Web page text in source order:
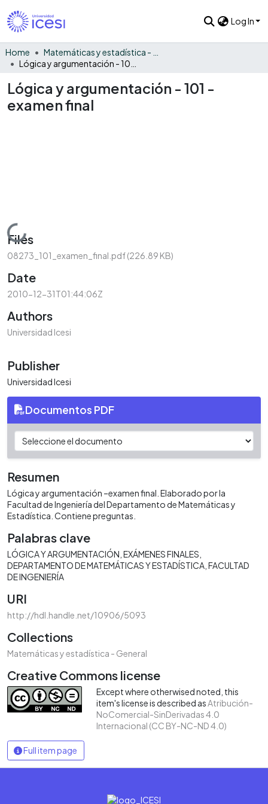
Log In
Home
Lógica y argumentación - 101 -
examen final
Loading...
Files
08273_101_examen_final.pdf(226.89 KB)
Date
2010-12-31T01:44:06Z
Authors
Universidad Icesi
Publisher
Universidad Icesi
Documentos PDF
Resumen
Lógica y argumentación –examen final. Elaborado por la
Facultad de Ingeniería del Departamento de Matemáticas y
Estadística. Contiene preguntas.
Palabras clave
LÓGICA Y ARGUMENTACIÓN EXÁMENES FINALES
DEPARTAMENTO DE MATEMÁTICAS Y ESTADÍSTICA FACULTAD
DE INGENIERÍA
URI
http://hdl.handle.net/10906/5093
Collections
Matemáticas y estadística - General
Creative Commons license
Except where otherwised noted, this
item's license is described asAtribución-
NoComercial-SinDerivadas 4.0
Internacional (CC BY-NC-ND 4.0)
Full item page